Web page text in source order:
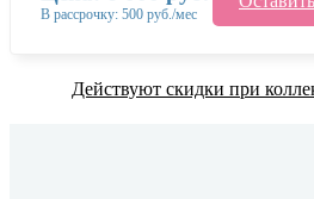
В рассрочку: 500 руб./мес
Действуют скидки при